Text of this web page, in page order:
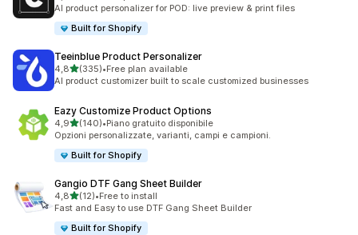
AI product personalizer for POD: live preview & print files
Built for Shopify
Teeinblue Product Personalizer
4,8stelle su 5
(335)
335 recensioni totali
•Free plan available
AI product customizer built to scale customized businesses
Eazy Customize Product Options
4,9stelle su 5
(140)
140 recensioni totali
•Piano gratuito disponibile
Opzioni personalizzate, varianti, campi e campioni.
Built for Shopify
Gangio DTF Gang Sheet Builder
4,8stelle su 5
(12)
12 recensioni totali
•Free to install
Fast and Easy to use DTF Gang Sheet Builder
Built for Shopify